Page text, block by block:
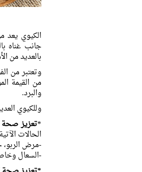
الكيوي يعد
جانب غناه
بالعديد من
وتعتبر من
من القيمة
والبرد.
وللكيوي
*تعزيز صحة
الحالات
-مرض الربو، حيث وُجد أن تناول
-السعال